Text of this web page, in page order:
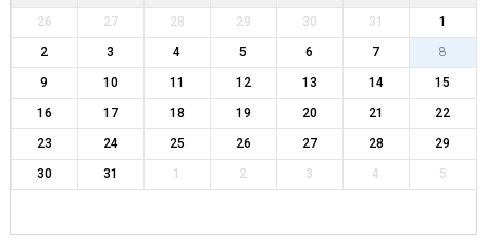
26 27 28 29 30 31
1
2
3 4 5 6 7
8
9
10 11 12 13 14
15
16
17 18 19 20 21
22
23
24 25 26 27 28
29
30
31 1 2 3 4 5